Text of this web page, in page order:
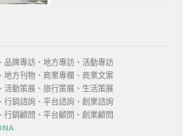
品牌專訪、地方專訪、活動專訪
地方刊物、商業專欄、商業文案
活動策展、旅行策展、生活策展
行銷諮詢、平台諮詢、創業諮詢
行銷顧問、平台顧問、創業顧問